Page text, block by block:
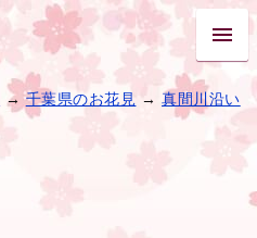
→千葉県のお花見 →真間川沿い